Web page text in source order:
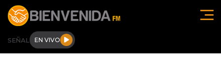
Click acá para ir directamente al contenido
SEÑAL EN VIVO